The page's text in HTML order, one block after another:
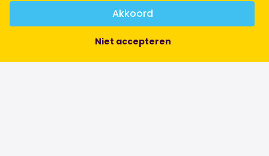
Over ons
Contact
Algemene voorwaarden
Privacybeleid
Akkoord
Niet accepteren